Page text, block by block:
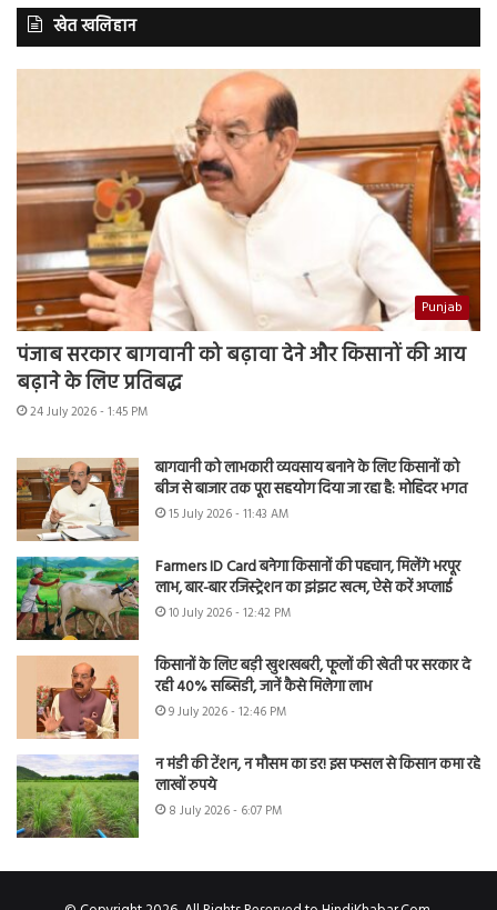
खेत खलिहान
Punjab
पंजाब सरकार बागवानी को बढ़ावा देने और किसानों की आय
बढ़ाने के लिए प्रतिबद्ध
24 July 2026 - 1:45 PM
बागवानी को लाभकारी व्यवसाय बनाने के लिए किसानों को
बीज से बाजार तक पूरा सहयोग दिया जा रहा है: मोहिंदर भगत
15 July 2026 - 11:43 AM
Farmers ID Card बनेगा किसानों की पहचान, मिलेंगे भरपूर
लाभ, बार-बार रजिस्ट्रेशन का झंझट खत्म, ऐसे करें अप्लाई
10 July 2026 - 12:42 PM
किसानों के लिए बड़ी खुशखबरी, फूलों की खेती पर सरकार दे
रही 40% सब्सिडी, जानें कैसे मिलेगा लाभ
9 July 2026 - 12:46 PM
न मंडी की टेंशन, न मौसम का डर! इस फसल से किसान कमा रहे
लाखों रुपये
8 July 2026 - 6:07 PM